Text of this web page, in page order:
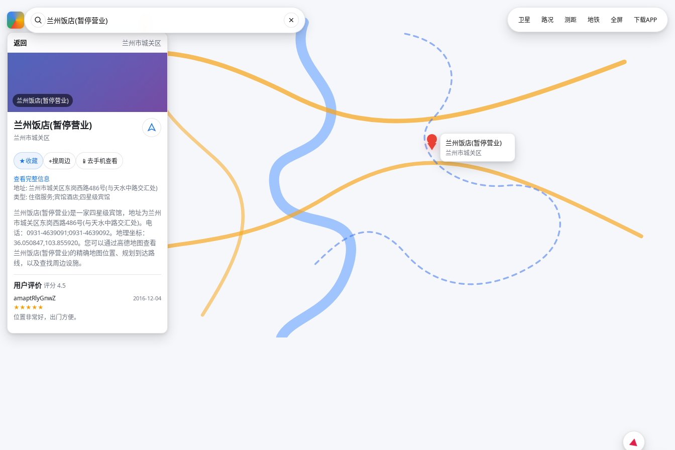
返回 兰州市城关区
兰州饭店(暂停营业)
兰州饭店(暂停营业)
兰州市城关区
★收藏 ⌖搜周边 📱 去手机查看
查看完整信息
地址: 兰州市城关区东岗西路486号(与天水中路交汇处)
类型: 住宿服务;宾馆酒店;四星级宾馆
兰州饭店(暂停营业)是一家四星级宾馆，地址为兰州
市城关区东岗西路486号(与天水中路交汇处)。电
话：0931-4639091;0931-4639092。地理坐标：
36.050847,103.855920。您可以通过高德地图查看
兰州饭店(暂停营业)的精确地图位置、规划到达路
线，以及查找周边设施。
用户评价评分 4.5
amaptRlyGnwZ
2016-12-04
★★★★★
位置非常好，出门方便。
兰州饭店(暂停营业)
兰州市城关区
卫星 路况 测距 地铁 全屏 下载APP